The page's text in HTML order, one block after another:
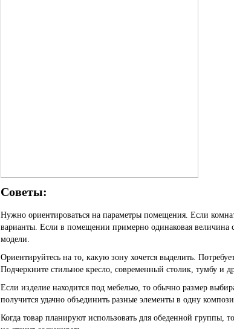
Советы:
Нужно ориентироваться на параметры помещения. Если
варианты. Если в помещении примерно одинаковая величина
модели.
Ориентируйтесь на то, какую зону хочется выделить.
Подчеркните стильное кресло, современный столик, тумбу и
Если изделие находится под мебелью, то обычно размер
получится удачно объединить разные элементы в одну
Когда товар планируют использовать для обеденной группы,